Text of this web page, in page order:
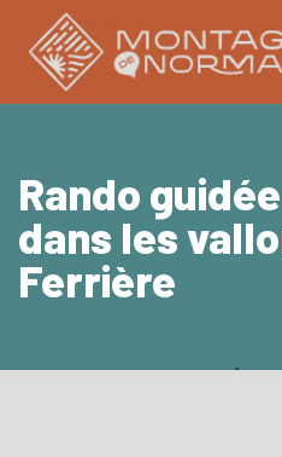
Rando
dans les
Ferrière